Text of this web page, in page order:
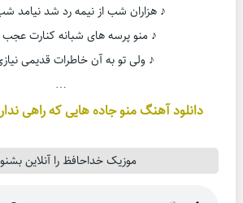
♪ هزاران شب از نیمه رد شد نیامد
♪ منو پرسه های شبانه کنارت عجب
♪ ولی تو به آن خاطرات قدیمی
…
دانلود آهنگ منو جاده هایی که راهی
موزیک خداحافظ را آنلاین